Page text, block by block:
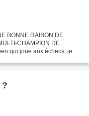
BONNE RAISON DE
CHAMPION DE
qui joue aux échecs, je
?